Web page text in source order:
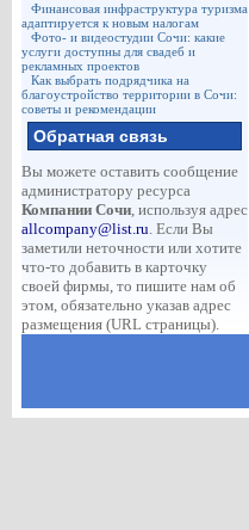
Финансовая инфраструктура туризма
адаптируется к новым налогам
Фото- и видеостудии Сочи: какие
услуги доступны для свадеб и
рекламных проектов
Как выбрать подрядчика на
благоустройство территории в Сочи:
советы и рекомендации
Обратная связь
Вы можете оставить сообщение
администратору ресурса
Компании Сочи, используя адрес
allcompany@list.ru. Если Вы
заметили неточности или хотите
что-то добавить в карточку
своей фирмы, то пишите нам об
этом, обязательно указав адрес
размещения (URL страницы).